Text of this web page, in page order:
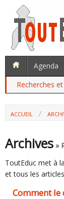
Agenda
Recherches
ACCUEIL
Archives »
ToutEduc met à
et tous les
Comment le